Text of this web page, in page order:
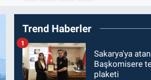
Trend Haberler
Sakarya'ya
Başkomisere
plaketi
1